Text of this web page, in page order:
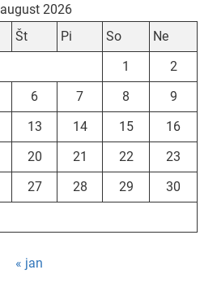
august 2026
Št Pi So
Ne
1
2
6 7 8
9
13 14 15
16
20 21 22
23
27 28 29
30
« jan